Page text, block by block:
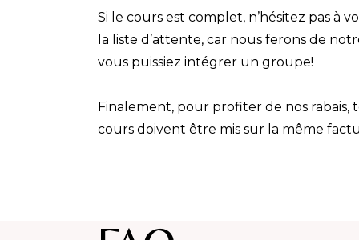
Si le cours est complet, n’hésitez pas à
la liste d’attente, car nous ferons de
vous puissiez intégrer un groupe!
Finalement, pour profiter de nos rabais,
cours doivent être mis sur la même